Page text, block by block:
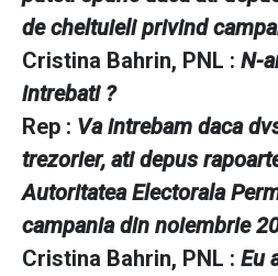
de cheltuieli privind
Cristina Bahrin, PNL : N-
intrebati ?
Rep : Va intrebam daca
trezorier, ati depus
Autoritatea Electorala
campania din noiembrie
Cristina Bahrin, PNL : Eu